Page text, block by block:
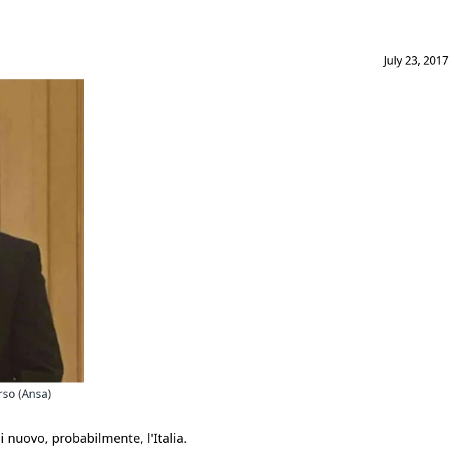
July 23, 2017
(Ansa)
nuovo, probabilmente, l'Italia.